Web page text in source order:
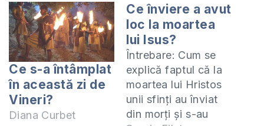
Ce s-a întâmplat
în această zi de
Vineri?
Diana Curbet
Ce înviere a avut
loc la moartea
lui Isus?
Întrebare: Cum se
explică faptul că la
moartea lui Hristos
unii sfinți au înviat
din morți și s-au